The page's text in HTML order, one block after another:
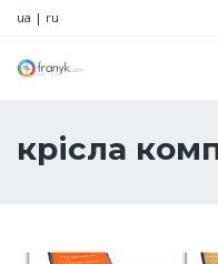
ua | ru
крісла